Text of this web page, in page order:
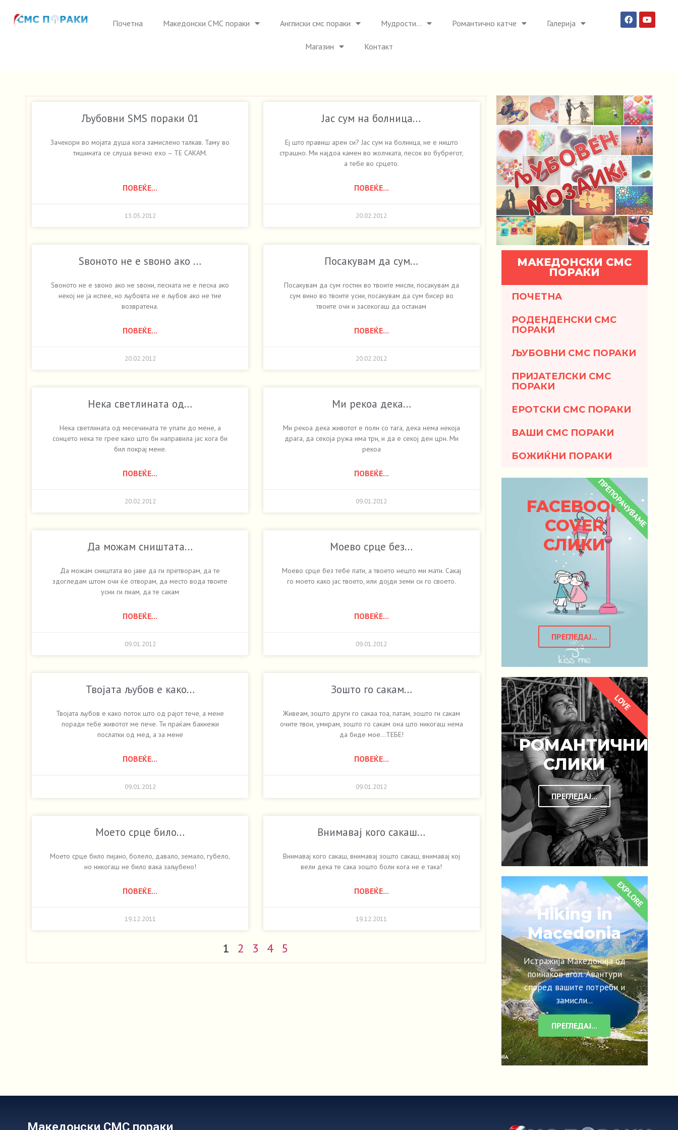
Почетна Македонски СМС пораки Англиски смс пораки Мудрости… Романтично катче Галерија
Магазин Контакт
Љубовни SMS пораки 01
Зачекори во мојата душа кога замислено талкав. Таму во
тишината се слуша вечно ехо – ТЕ САКАМ.
ПОВЕЌЕ...
15.05.2012
Јас сум на болница…
Еј што правиш арен си? Јас сум на болница, не е ништо
страшно. Ми најдоа камен во жолчката, песок во бубрегот,
а тебе во срцето.
ПОВЕЌЕ...
20.02.2012
Ѕвоното не е ѕвоно ако …
Ѕвоното не е ѕвоно ако не ѕвони, песната не е песна ако
некој не ја испее, но љубовта не е љубов ако не тие
возвратена.
ПОВЕЌЕ...
20.02.2012
Посакувам да сум…
Посакувам да сум гостин во твоите мисли, посакувам да
сум вино во твоите усни, посакувам да сум бисер во
твоите очи и засекогаш да останам
ПОВЕЌЕ...
20.02.2012
Нека светлината од…
Нека светлината од месечината те упати до мене, а
сонцето нека те грее како што би направила јас кога би
бил покрај мене.
ПОВЕЌЕ...
20.02.2012
Ми рекоа дека…
Ми рекоа дека животот е полн со тага, дека нема некоја
драга, да секоја ружа има трн, и да е секој ден црн. Ми
рекоа
ПОВЕЌЕ...
09.01.2012
Да можам сништата…
Да можам сништата во јаве да ги претворам, да те
здогледам штом очи ќе отворам, да место вода твоите
усни ги пиам, да те сакам
ПОВЕЌЕ...
09.01.2012
Моево срце без…
Моево срце без тебе пати, а твоето нешто ми мати. Сакај
го моето како јас твоето, или дојди земи си го своето.
ПОВЕЌЕ...
09.01.2012
Твојата љубов е како…
Твојата љубов е како поток што од рајот тече, а мене
поради тебе животот ме пече. Ти праќам бакнежи
послатки од мед, а за мене
ПОВЕЌЕ...
09.01.2012
Зошто го сакам…
Живеам, зошто други го сакаа тоа, патам, зошто ги сакам
очите твои, умирам, зошто го сакам она што никогаш нема
да биде мое…ТЕБЕ!
ПОВЕЌЕ...
09.01.2012
Моето срце било…
Моето срце било пијано, болело, давало, земало, губело,
но никогаш не било вака заљубено!
ПОВЕЌЕ...
19.12.2011
Внимавај кого сакаш…
Внимавај кого сакаш, внимавај зошто сакаш, внимавај кој
вели дека те сака зошто боли кога не е така!
ПОВЕЌЕ...
19.12.2011
1 2 3 4 5
МАКЕДОНСКИ СМС
ПОРАКИ
ПОЧЕТНА
РОДЕНДЕНСКИ СМС
ПОРАКИ
ЉУБОВНИ СМС ПОРАКИ
ПРИЈАТЕЛСКИ СМС
ПОРАКИ
ЕРОТСКИ СМС ПОРАКИ
ВАШИ СМС ПОРАКИ
БОЖИЌНИ ПОРАКИ
FACEBOOK
COVER
СЛИКИ
ПРЕГЛЕДАЈ...
ПРЕПОРАЧУВАМЕ
РОМАНТИЧНИ
СЛИКИ
ПРЕГЛЕДАЈ...
LOVE
Hiking in
Macedonia
Истражија Македонија од
поинаков агол. Авантури
според вашите потреби и
замисли...
ПРЕГЛЕДАЈ...
EXPLORE
Македонски СМС пораки